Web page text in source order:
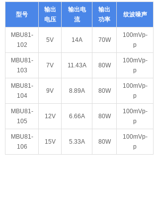
型号
输出
电压
输出电
流
输出
功率
纹波噪声
MBU81-
102
5V 14A 70W
100mVp-
p
MBU81-
103
7V 11.43A 80W
100mVp-
p
MBU81-
104
9V 8.89A 80W
100mVp-
p
MBU81-
105
12V 6.66A 80W
100mVp-
p
MBU81-
106
15V 5.33A 80W
100mVp-
p